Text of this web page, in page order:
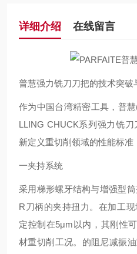
详细介绍 在线留言
普慧强力铣刀刀把的技术突破
作为中国台湾精密工具，普
LLING CHUCK系列强力铣
新定义重切削领域的性能标准
一夹持系统
采用梯形螺牙结构与增强型
R刀柄的夹持扭力。在加工
定控制在5μm以内，其刚性
材重切削工况。的阻尼减振